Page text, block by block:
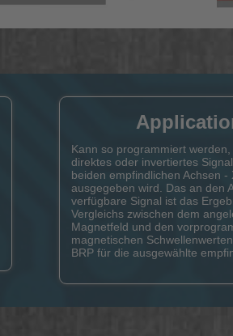
Kann so programmiert werden,
direktes oder invertiertes
beiden empfindlichen Achsen -
ausgegeben wird. Das an den
verfügbare Signal ist das
Vergleichs zwischen dem
Magnetfeld und den
magnetischen
BRP für die ausgewählte